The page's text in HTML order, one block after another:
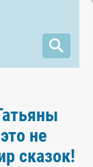
не
сказок!